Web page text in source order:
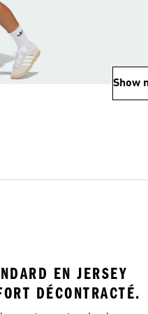
Show
EN JERSEY
DÉCONTRACTÉ.